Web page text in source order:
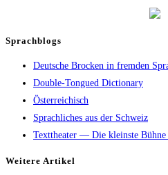
Sprachblogs
Deutsche Brocken in fremden
Double-Tongued Dictionary
Österreichisch
Sprachliches aus der Schweiz
Texttheater — Die kleinste Bühne
Wei­te­re Artikel